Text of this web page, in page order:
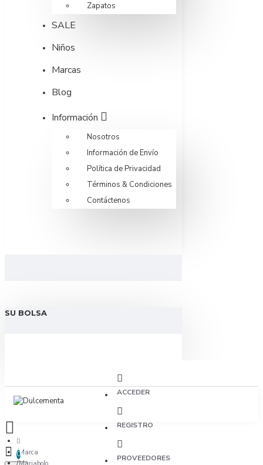
Zapatos
SALE
Niños
Marcas
Blog
Información
Nosotros
Información de Envío
Política de Privacidad
Términos & Condiciones
Contáctenos
SU BOLSA
ACCEDER
REGISTRO
PROVEEDORES
0Marca